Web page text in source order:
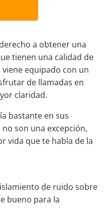
a obtener una
tienen una calidad de
equipado con un
de llamadas en
claridad.
bastante en sus
son una excepción,
vida que te habla de la
de ruido sobre
bueno para la